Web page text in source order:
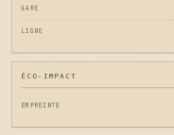
GARE
LIGNE
ÉCO-IMPACT
EMPREINTE